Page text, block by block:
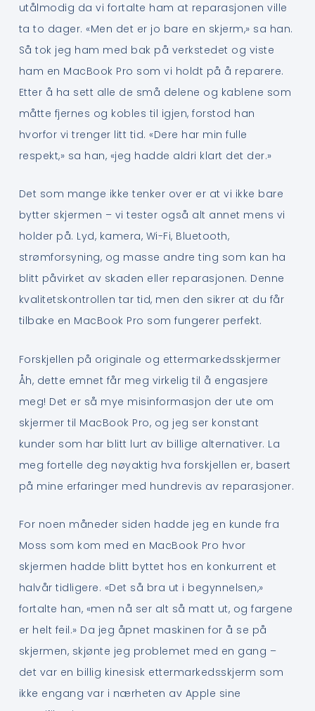
utålmodig da vi fortalte ham at reparasjonen ville
ta to dager. «Men det er jo bare en skjerm,» sa han.
Så tok jeg ham med bak på verkstedet og viste
ham en MacBook Pro som vi holdt på å reparere.
Etter å ha sett alle de små delene og kablene som
måtte fjernes og kobles til igjen, forstod han
hvorfor vi trenger litt tid. «Dere har min fulle
respekt,» sa han, «jeg hadde aldri klart det der.»
Det som mange ikke tenker over er at vi ikke bare
bytter skjermen – vi tester også alt annet mens vi
holder på. Lyd, kamera, Wi-Fi, Bluetooth,
strømforsyning, og masse andre ting som kan ha
blitt påvirket av skaden eller reparasjonen. Denne
kvalitetskontrollen tar tid, men den sikrer at du får
tilbake en MacBook Pro som fungerer perfekt.
Forskjellen på originale og ettermarkedsskjermer
Åh, dette emnet får meg virkelig til å engasjere
meg! Det er så mye misinformasjon der ute om
skjermer til MacBook Pro, og jeg ser konstant
kunder som har blitt lurt av billige alternativer. La
meg fortelle deg nøyaktig hva forskjellen er, basert
på mine erfaringer med hundrevis av reparasjoner.
For noen måneder siden hadde jeg en kunde fra
Moss som kom med en MacBook Pro hvor
skjermen hadde blitt byttet hos en konkurrent et
halvår tidligere. «Det så bra ut i begynnelsen,»
fortalte han, «men nå ser alt så matt ut, og fargene
er helt feil.» Da jeg åpnet maskinen for å se på
skjermen, skjønte jeg problemet med en gang –
det var en billig kinesisk ettermarkedsskjerm som
ikke engang var i nærheten av Apple sine